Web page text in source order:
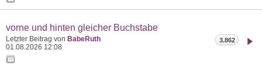
vorne und hinten gleicher Buchstabe
Letzter Beitrag von BabeRuth
01.08.2026 12:08
3.862